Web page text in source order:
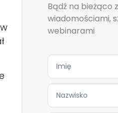
Bądź na bieżąco
wiadomościami,
webinarami